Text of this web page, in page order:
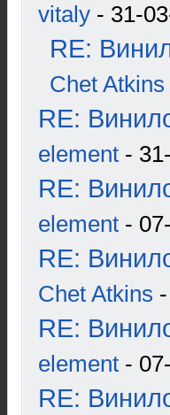
vitaly - 31-
RE:
Chet Atkins
RE:
element -
RE:
element -
RE:
Chet Atkins
RE:
element -
RE: